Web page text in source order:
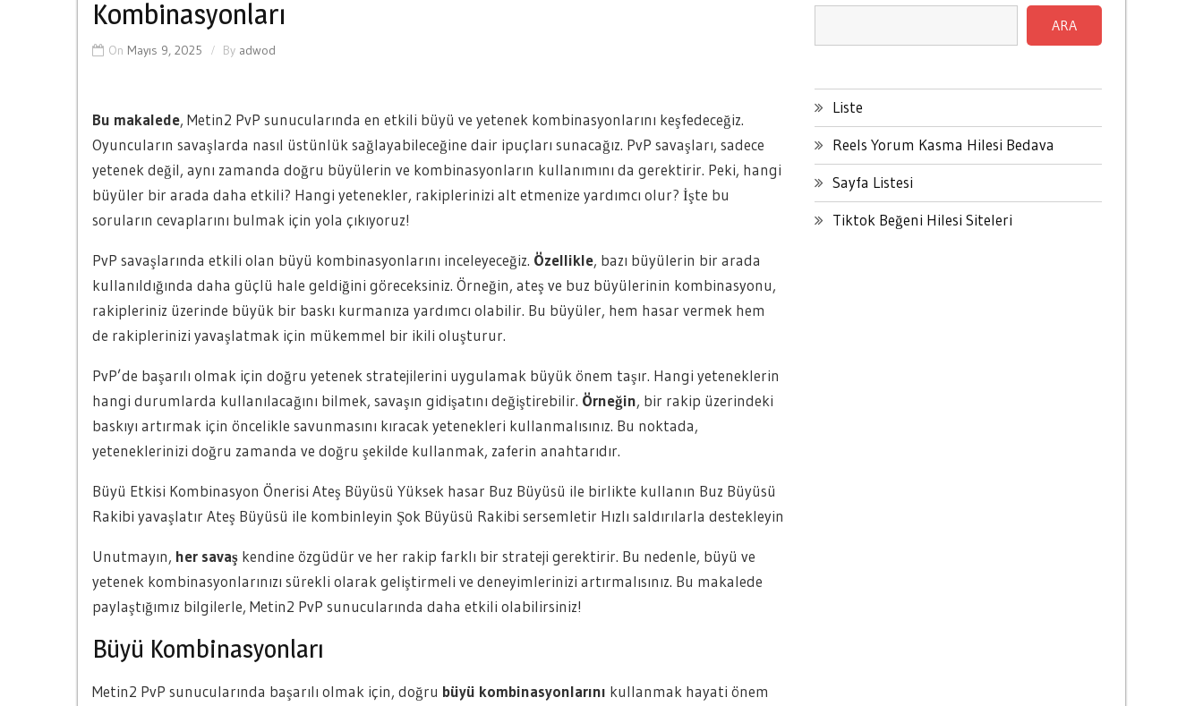
Kombinasyonları
On Mayıs 9, 2025 By adwod
Bu makalede, Metin2 PvP sunucularında en etkili büyü ve yetenek kombinasyonlarını keşfedeceğiz.
Oyuncuların savaşlarda nasıl üstünlük sağlayabileceğine dair ipuçları sunacağız. PvP savaşları, sadece
yetenek değil, aynı zamanda doğru büyülerin ve kombinasyonların kullanımını da gerektirir. Peki, hangi
büyüler bir arada daha etkili? Hangi yetenekler, rakiplerinizi alt etmenize yardımcı olur? İşte bu
soruların cevaplarını bulmak için yola çıkıyoruz!
PvP savaşlarında etkili olan büyü kombinasyonlarını inceleyeceğiz. Özellikle, bazı büyülerin bir arada
kullanıldığında daha güçlü hale geldiğini göreceksiniz. Örneğin, ateş ve buz büyülerinin kombinasyonu,
rakipleriniz üzerinde büyük bir baskı kurmanıza yardımcı olabilir. Bu büyüler, hem hasar vermek hem
de rakiplerinizi yavaşlatmak için mükemmel bir ikili oluşturur.
PvP’de başarılı olmak için doğru yetenek stratejilerini uygulamak büyük önem taşır. Hangi yeteneklerin
hangi durumlarda kullanılacağını bilmek, savaşın gidişatını değiştirebilir. Örneğin, bir rakip üzerindeki
baskıyı artırmak için öncelikle savunmasını kıracak yetenekleri kullanmalısınız. Bu noktada,
yeteneklerinizi doğru zamanda ve doğru şekilde kullanmak, zaferin anahtarıdır.
Büyü Etkisi Kombinasyon Önerisi Ateş Büyüsü Yüksek hasar Buz Büyüsü ile birlikte kullanın Buz Büyüsü
Rakibi yavaşlatır Ateş Büyüsü ile kombinleyin Şok Büyüsü Rakibi sersemletir Hızlı saldırılarla destekleyin
Unutmayın, her savaş kendine özgüdür ve her rakip farklı bir strateji gerektirir. Bu nedenle, büyü ve
yetenek kombinasyonlarınızı sürekli olarak geliştirmeli ve deneyimlerinizi artırmalısınız. Bu makalede
paylaştığımız bilgilerle, Metin2 PvP sunucularında daha etkili olabilirsiniz!
Büyü Kombinasyonları
Metin2 PvP sunucularında başarılı olmak için, doğru büyü kombinasyonlarını kullanmak hayati önem
ARA
Liste
Reels Yorum Kasma Hilesi Bedava
Sayfa Listesi
Tiktok Beğeni Hilesi Siteleri